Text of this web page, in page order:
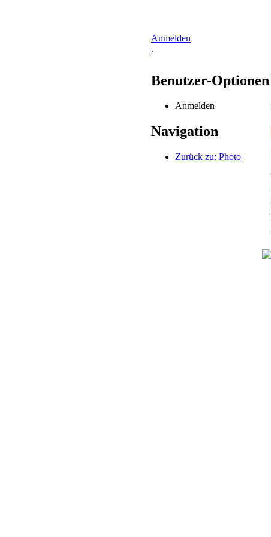
Anmelden
.
Benutzer-Optionen
Anmelden
Navigation
Zurück zu: Photo